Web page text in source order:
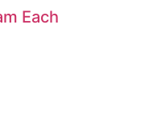
Each